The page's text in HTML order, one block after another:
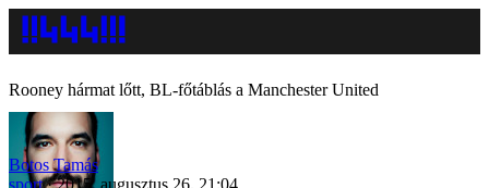
Rooney hármat lőtt, BL-főtáblás a Manchester United
Botos Tamás
sport
2015. augusztus 26. 21:04